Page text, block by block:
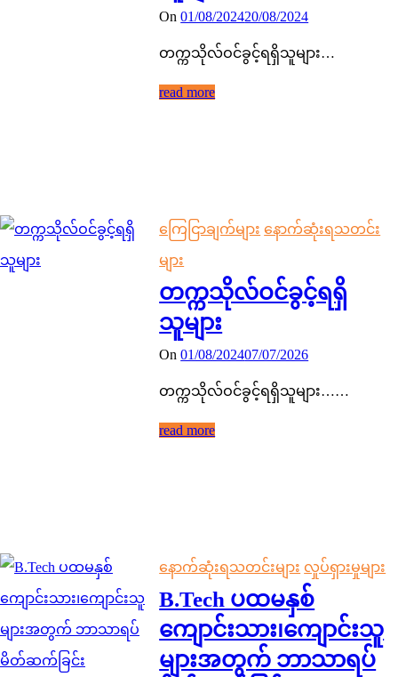
On01/08/202420/08/2024
တက္ကသိုလ်ဝင်ခွင့်ရရှိသူများ…
read more
ကြေငြာချက်များ နောက်ဆုံးရသတင်း
များ
တက္ကသိုလ်ဝင်ခွင့်ရရှိ
သူများ
On01/08/202407/07/2026
တက္ကသိုလ်ဝင်ခွင့်ရရှိသူများ……
read more
နောက်ဆုံးရသတင်းများ လှုပ်ရှားမှုများ
B.Tech ပထမနှစ်
ကျောင်းသား၊ကျောင်းသူ
များအတွက် ဘာသာရပ်